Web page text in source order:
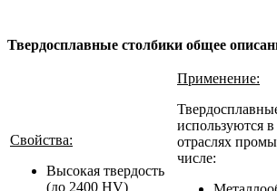
Твердосплавные столбики общее
Свойства:
Высокая твердость
(до 2400 HV)
Применение:
используются
отраслях
числе: